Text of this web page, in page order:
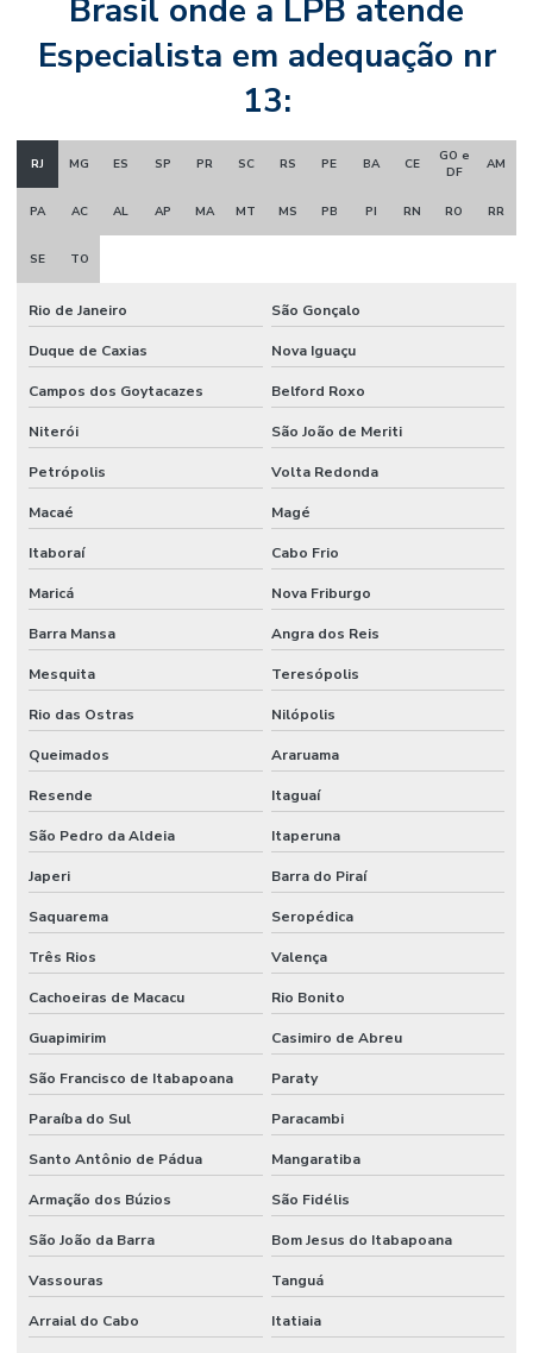
Brasil onde a LPB atende
Especialista em adequação nr
13:
RJ MG ES SP PR SC RS PE BA CE
GO e
DF
AM
PA AC AL AP MA MT MS PB PI RN RO RR
SE TO
Rio de Janeiro São Gonçalo
Duque de Caxias Nova Iguaçu
Campos dos Goytacazes Belford Roxo
Niterói São João de Meriti
Petrópolis Volta Redonda
Macaé Magé
Itaboraí Cabo Frio
Maricá Nova Friburgo
Barra Mansa Angra dos Reis
Mesquita Teresópolis
Rio das Ostras Nilópolis
Queimados Araruama
Resende Itaguaí
São Pedro da Aldeia Itaperuna
Japeri Barra do Piraí
Saquarema Seropédica
Três Rios Valença
Cachoeiras de Macacu Rio Bonito
Guapimirim Casimiro de Abreu
São Francisco de Itabapoana Paraty
Paraíba do Sul Paracambi
Santo Antônio de Pádua Mangaratiba
Armação dos Búzios São Fidélis
São João da Barra Bom Jesus do Itabapoana
Vassouras Tanguá
Arraial do Cabo Itatiaia